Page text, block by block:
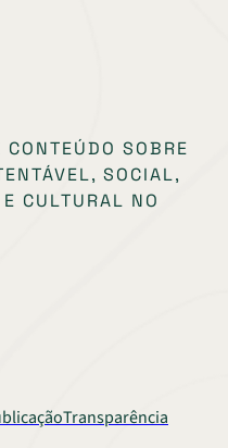
SOBRE
SOCIAL,
CULTURAL NO
Transparência